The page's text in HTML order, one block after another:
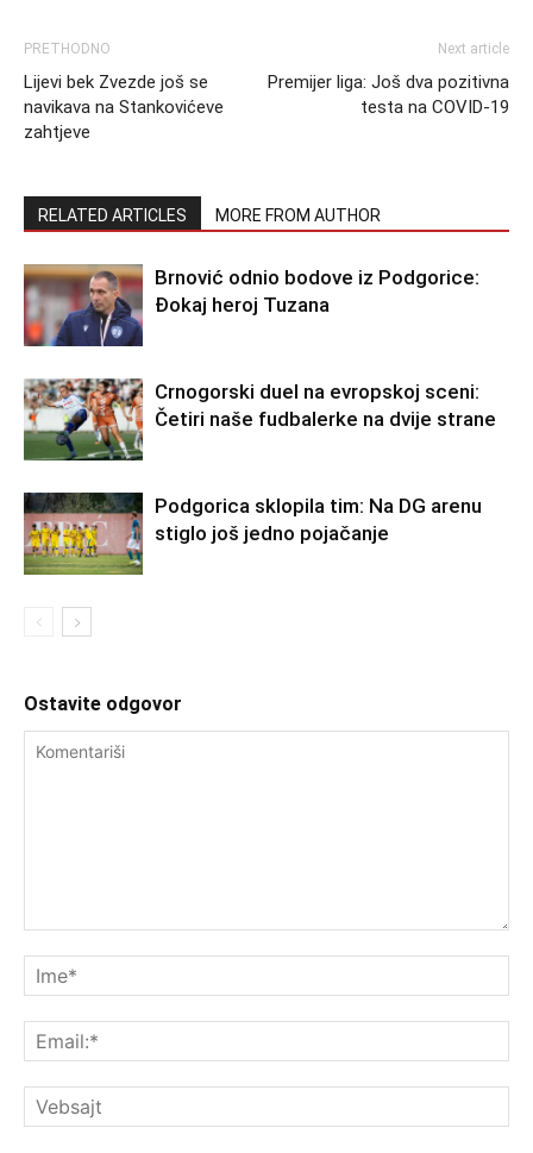
PRETHODNO
Lijevi bek Zvezde još se
navikava na Stankovićeve
zahtjeve
Next article
Premijer liga: Još dva pozitivna
testa na COVID-19
RELATED ARTICLES MORE FROM AUTHOR
Brnović odnio bodove iz Podgorice:
Đokaj heroj Tuzana
Crnogorski duel na evropskoj sceni:
Četiri naše fudbalerke na dvije strane
Podgorica sklopila tim: Na DG arenu
stiglo još jedno pojačanje
Ostavite odgovor